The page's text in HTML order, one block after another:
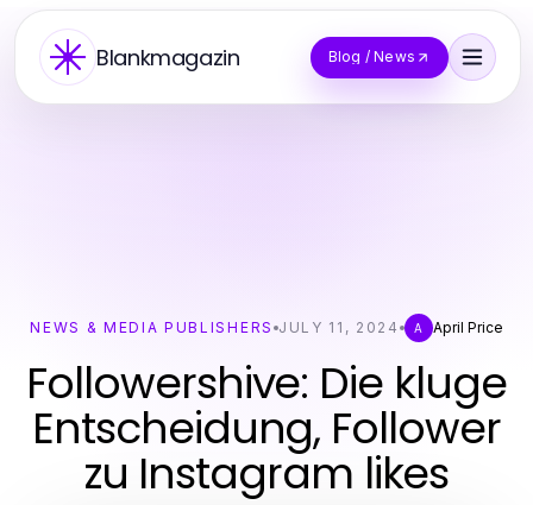
Blankmagazin Blog / News
NEWS & MEDIA PUBLISHERS JULY 11, 2024 A April Price
Followershive: Die kluge
Entscheidung, Follower
zu Instagram likes